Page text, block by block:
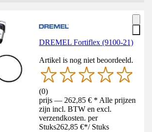
DREMEL Fortiflex (9100-21)
Artikel is nog niet beoordeeld.
(0)
prijs — 262,85 € * Alle prijzen
zijn incl. BTW en excl.
verzendkosten. per
Stuks262,85 €*/ Stuks